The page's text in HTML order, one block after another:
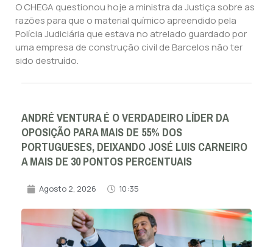
O CHEGA questionou hoje a ministra da Justiça sobre as
razões para que o material químico apreendido pela
Polícia Judiciária que estava no atrelado guardado por
uma empresa de construção civil de Barcelos não ter
sido destruído.
ANDRÉ VENTURA É O VERDADEIRO LÍDER DA
OPOSIÇÃO PARA MAIS DE 55% DOS
PORTUGUESES, DEIXANDO JOSÉ LUIS CARNEIRO
A MAIS DE 30 PONTOS PERCENTUAIS
Agosto 2, 2026 10:35